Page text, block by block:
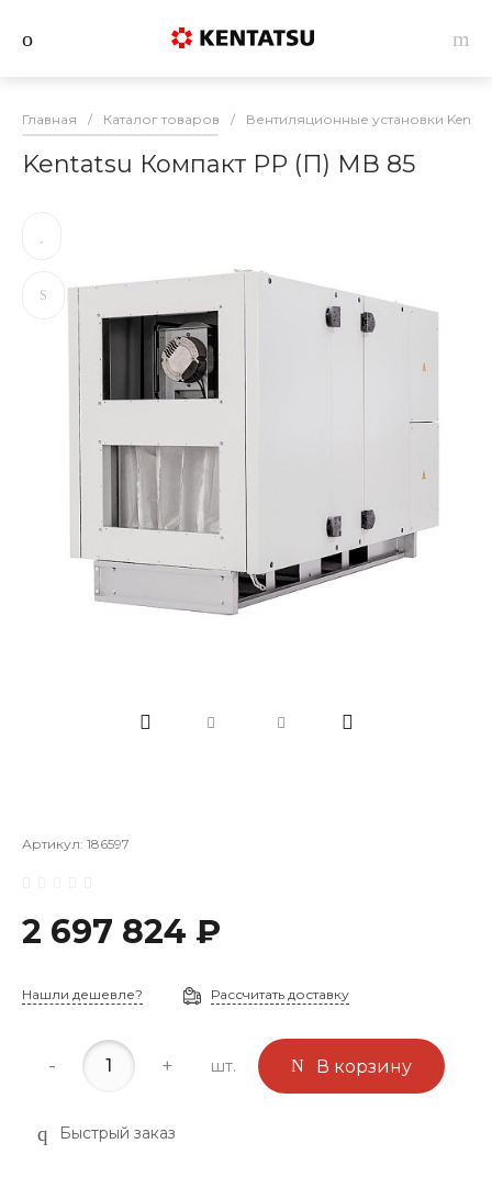
Главная / Каталог товаров / Вентиляционные установки
Kentatsu Компакт РР (П) МВ 85
Артикул: 186597
2 697 824 ₽
Нашли дешевле? Рассчитать доставку
- + шт. В корзину
Быстрый заказ